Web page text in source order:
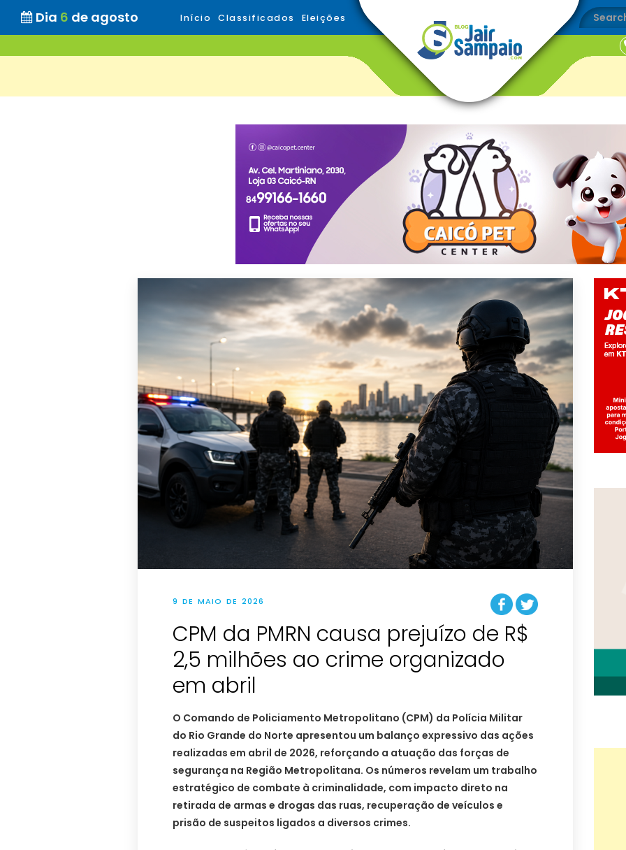
Dia 6 de agosto Início Classificados Eleições
9 DE MAIO DE 2026
CPM da PMRN causa prejuízo de R$
2,5 milhões ao crime organizado
em abril
O Comando de Policiamento Metropolitano (CPM) da Polícia Militar
do Rio Grande do Norte apresentou um balanço expressivo das ações
realizadas em abril de 2026, reforçando a atuação das forças de
segurança na Região Metropolitana. Os números revelam um trabalho
estratégico de combate à criminalidade, com impacto direto na
retirada de armas e drogas das ruas, recuperação de veículos e
prisão de suspeitos ligados a diversos crimes.